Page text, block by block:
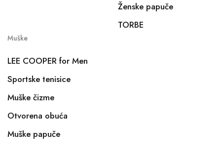
Ženske papuče
TORBE
Muške
LEE COOPER for Men
Sportske tenisice
Muške čizme
Otvorena obuća
Muške papuče